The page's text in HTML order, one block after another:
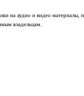
на аудио и видео материалы,
владельцам.